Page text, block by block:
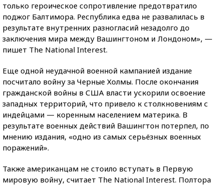
только героическое сопротивление предотвратило
поджог Балтимора. Республика едва не развалилась в
результате внутренних разногласий незадолго до
заключения мира между Вашингтоном и Лондоном», —
пишет The National Interest.
Еще одной неудачной военной кампанией издание
посчитало войну за Черные Холмы. После окончания
гражданской войны в США власти ускорили освоение
западных территорий, что привело к столкновениям с
индейцами — коренным населением материка. В
результате военных действий Вашингтон потерпел, по
мнению издания, «одно из самых серьёзных военных
поражений».
Также американцам не стоило вступать в Первую
мировую войну, считает The National Interest. Полтора